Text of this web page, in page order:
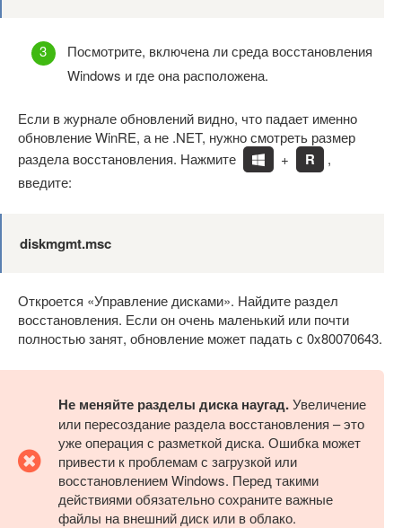
Посмотрите, включена ли среда восстановления
Windows и где она расположена.
Если в журнале обновлений видно, что падает именно
обновление WinRE, а не .NET, нужно смотреть размер
раздела восстановления. Нажмите
+ R
,
введите:
diskmgmt.msc
Откроется «Управление дисками». Найдите раздел
восстановления. Если он очень маленький или почти
полностью занят, обновление может падать с 0x80070643.
Не меняйте разделы диска наугад.Увеличение
или пересоздание раздела восстановления – это
уже операция с разметкой диска. Ошибка может
привести к проблемам с загрузкой или
восстановлением Windows. Перед такими
действиями обязательно сохраните важные
файлы на внешний диск или в облако.